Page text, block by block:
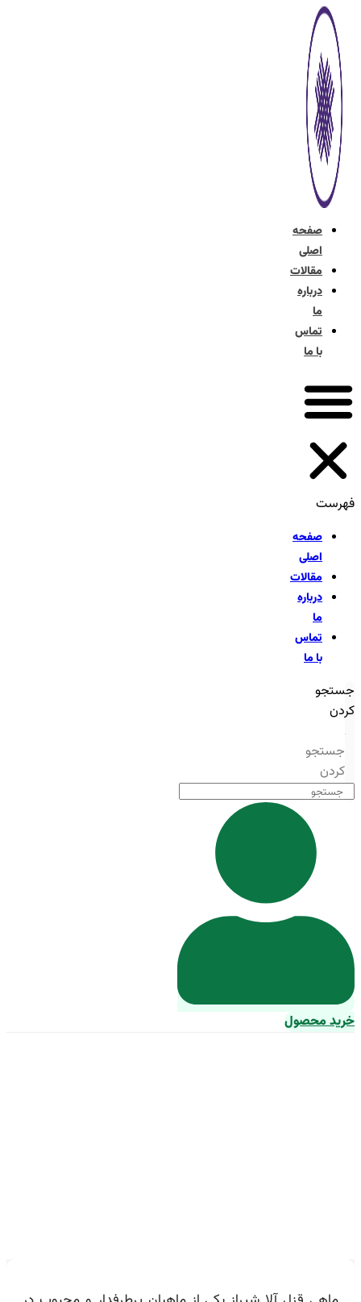
پرش
به
محتوا
صفحه
اصلی
مقالات
درباره
ما
تماس
با ما
فهرست
صفحه
اصلی
مقالات
درباره
ما
تماس
با ما
جستجو
کردن
جستجو
کردن
خرید محصول